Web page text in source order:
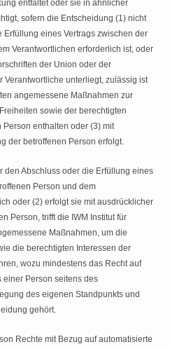
entfaltet oder sie in ähnlicher
sofern die Entscheidung (1) nicht
Erfüllung eines Vertrags zwischen der
Verantwortlichen erforderlich ist, oder
der Union oder der
Verantwortliche unterliegt, zulässig ist
angemessene Maßnahmen zur
sowie der berechtigten
Person enthalten oder (3) mit
der betroffenen Person erfolgt.
den Abschluss oder die Erfüllung eines
Person und dem
oder (2) erfolgt sie mit ausdrücklicher
Person, trifft die IWM Institut für
Maßnahmen, um die
die berechtigten Interessen der
wozu mindestens das Recht auf
einer Person seitens des
des eigenen Standpunkts und
gehört.
Rechte mit Bezug auf automatisierte